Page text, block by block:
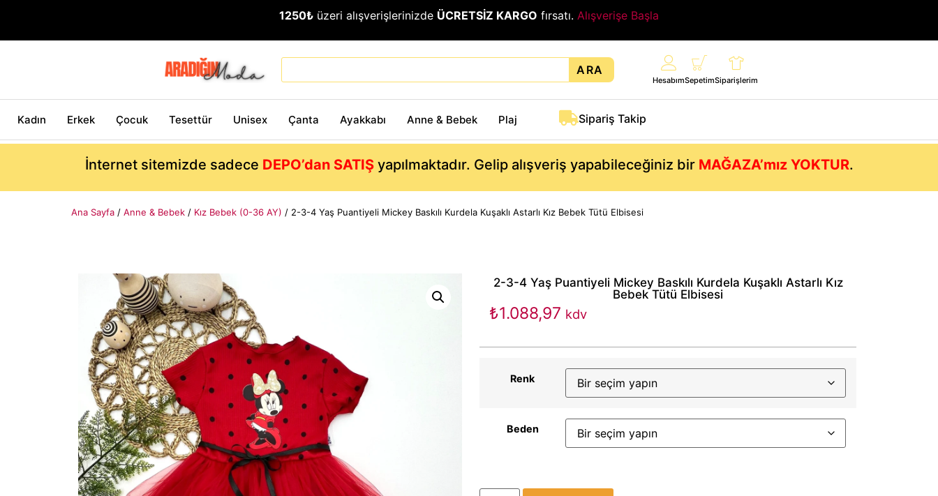
1250₺ üzeri alışverişlerinizde ÜCRETSİZ KARGO fırsatı. Alışverişe Başla
ARA
HesabımSepetimSiparişlerim
Kadın Erkek Çocuk Tesettür Unisex Çanta Ayakkabı Anne & Bebek Plaj Sipariş Takip
İnternet sitemizde sadece DEPO’dan SATIŞyapılmaktadır. Gelip alışveriş yapabileceğiniz bir MAĞAZA’mız YOKTUR.
Ana Sayfa / Anne & Bebek / Kız Bebek (0-36 AY) / 2-3-4 Yaş Puantiyeli Mickey Baskılı Kurdela Kuşaklı Astarlı Kız Bebek Tütü Elbisesi
2-3-4 Yaş Puantiyeli Mickey Baskılı Kurdela Kuşaklı Astarlı Kız
Bebek Tütü Elbisesi
₺1.088,97 kdv
Renk
Beden